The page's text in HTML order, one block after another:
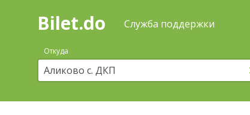
Поиск
покупка
билетов
автобус
онлайн
Bilet.do Служба поддержки
Откуда